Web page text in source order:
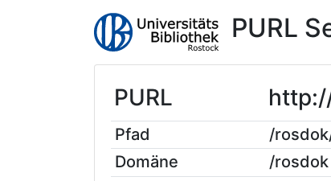
PURL
PURL
Pfad
/
Domäne
/rosdok